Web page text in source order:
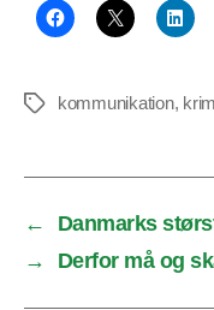
Tags kommunikation,
←
Danmarks
→
Derfor må og